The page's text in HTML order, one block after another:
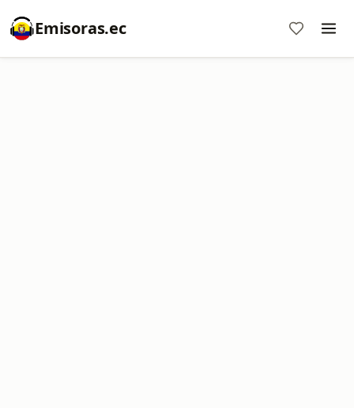
Emisoras.ec